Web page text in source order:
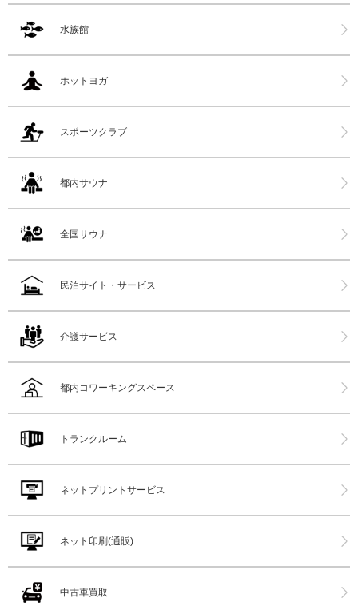
水族館
ホットヨガ
スポーツクラブ
都内サウナ
全国サウナ
民泊サイト・サービス
介護サービス
都内コワーキングスペース
トランクルーム
ネットプリントサービス
ネット印刷(通販)
中古車買取